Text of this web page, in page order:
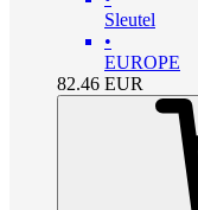
Sleutel
•
EUROPE
82.46 EUR